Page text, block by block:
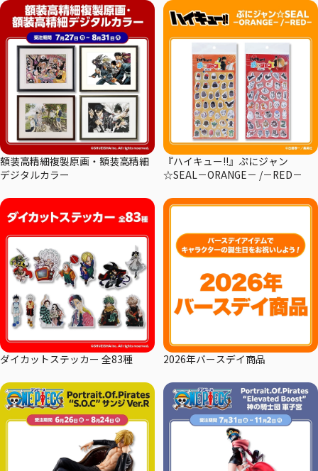
額装高精細複製原画・額装高精細
デジタルカラー
『ハイキュー!!』ぷにジャン
☆SEAL－ORANGE－ /－RED－
ダイカットステッカー 全83種 2026年バースデイ商品